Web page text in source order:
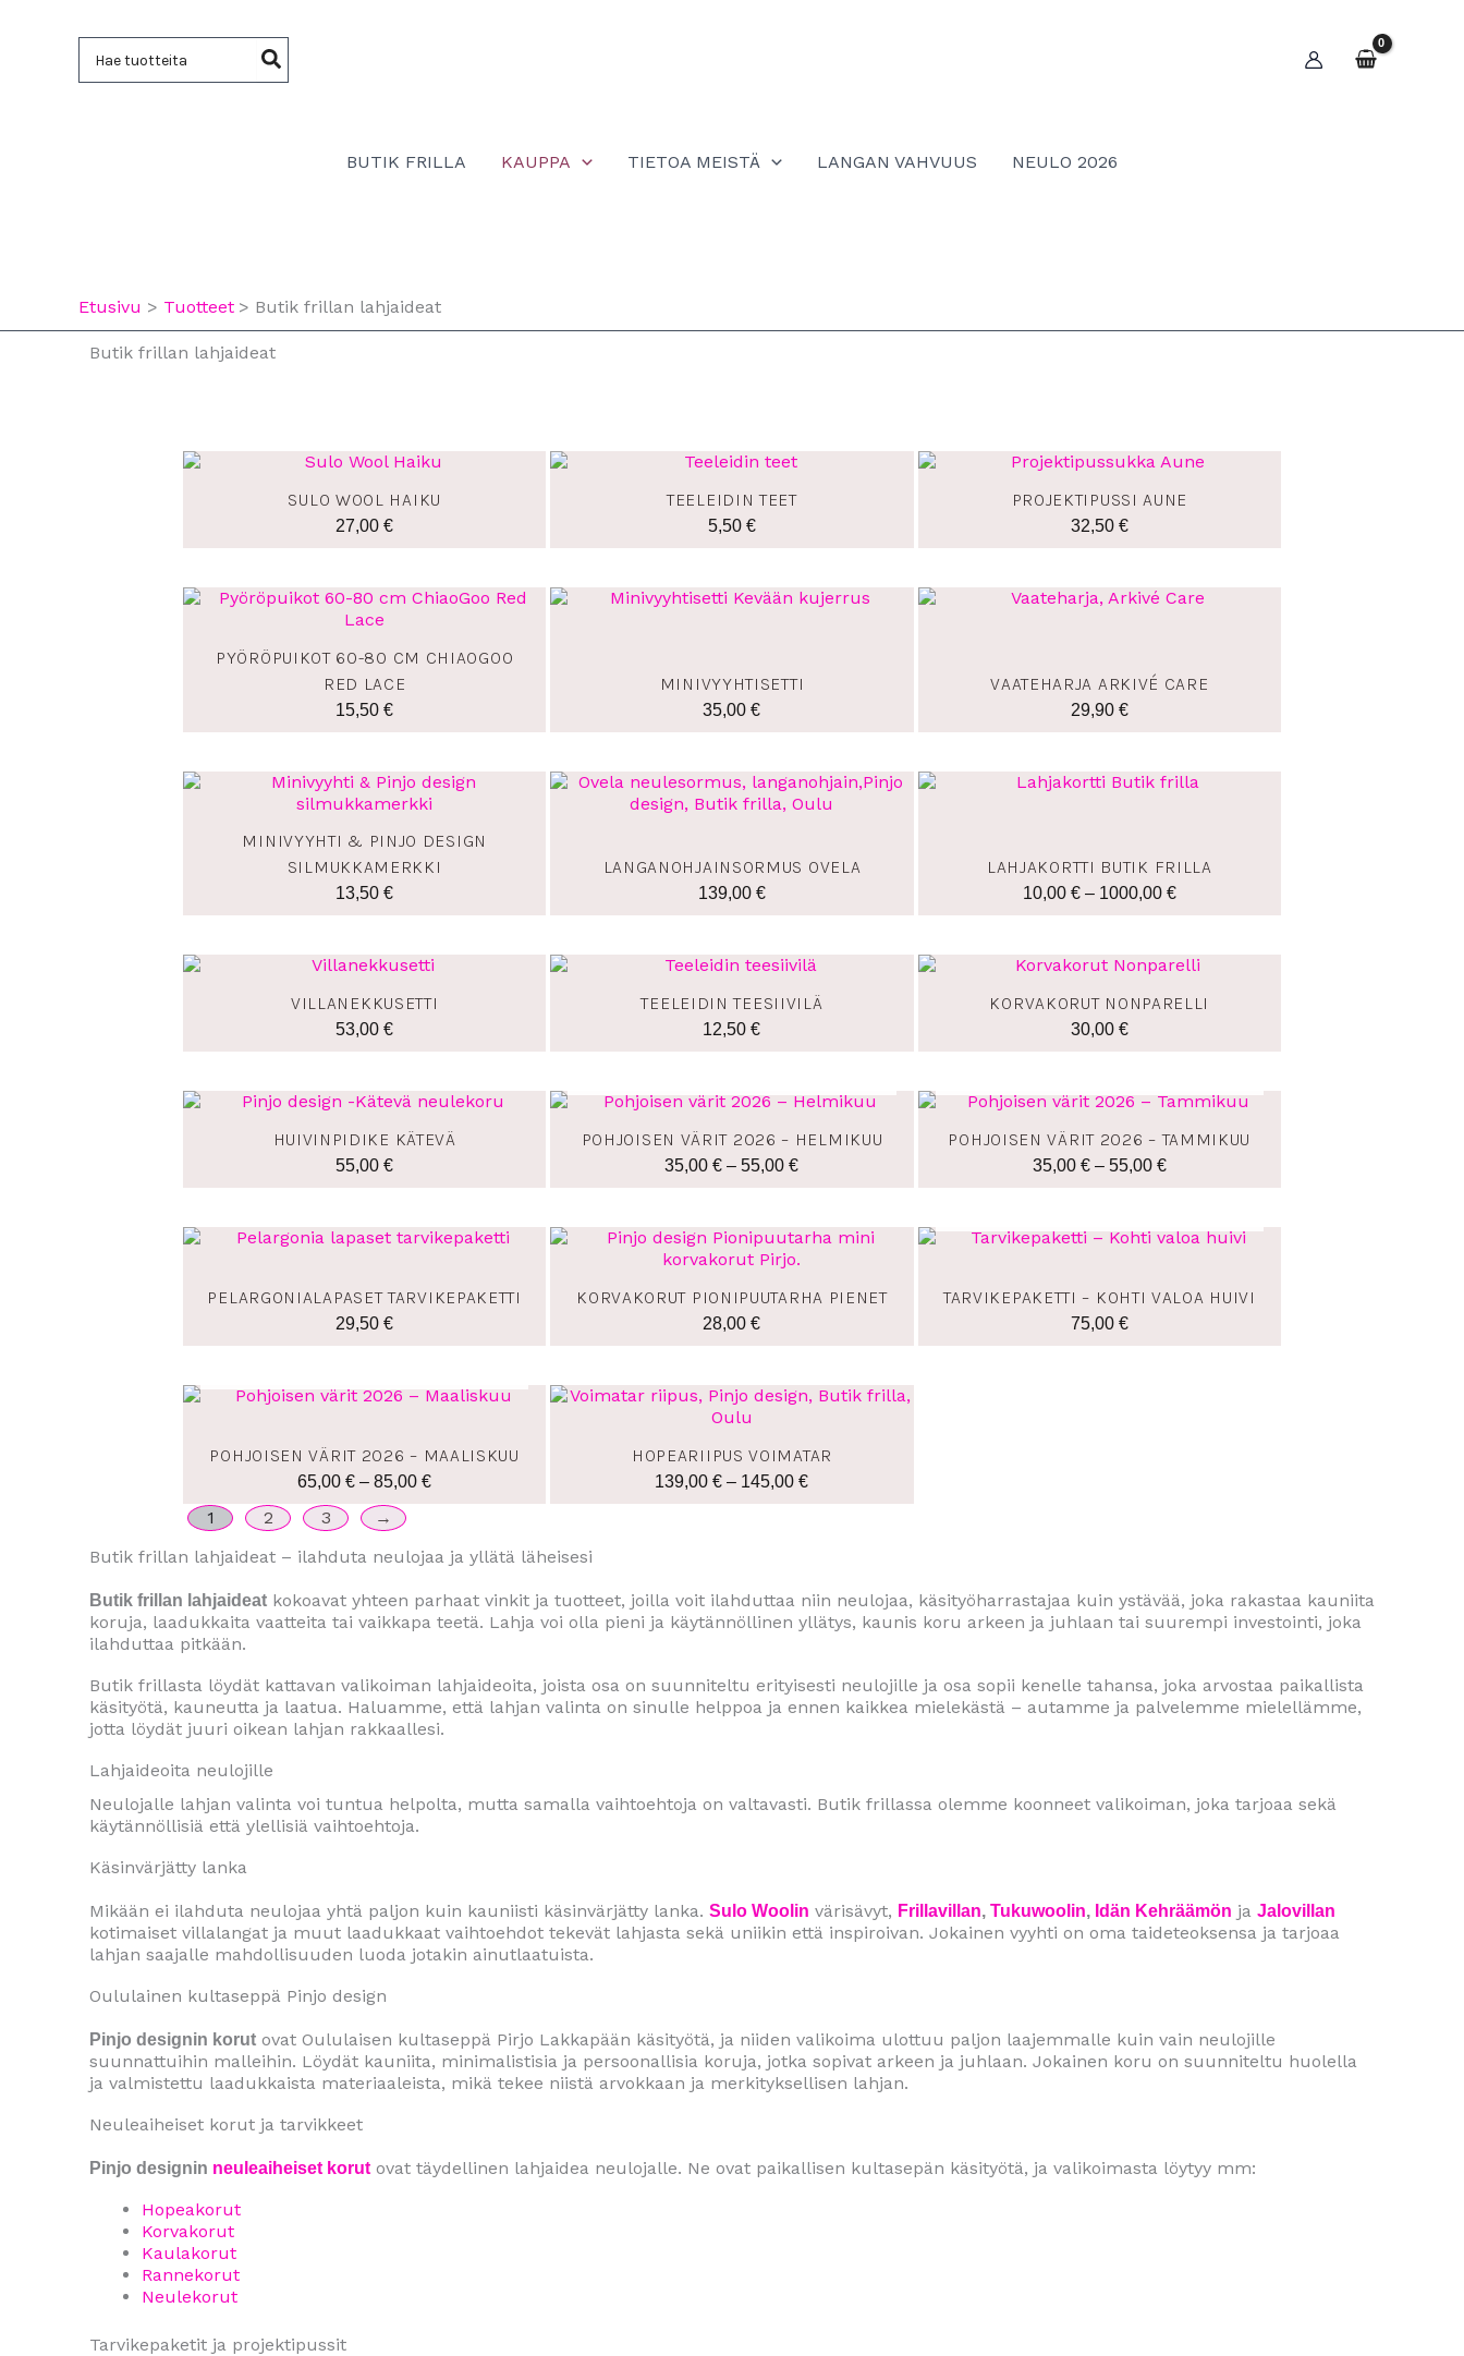
BUTIK FRILLA KAUPPA TIETOA MEISTÄ LANGAN VAHVUUS NEULO 2026
Etusivu Tuotteet Butik frillan lahjaideat
Butik frillan lahjaideat
SULO WOOL HAIKU
27,00€
TEELEIDIN TEET
5,50 €
PROJEKTIPUSSI AUNE
32,50 €
PYÖRÖPUIKOT 60-80 CM CHIAOGOO
RED LACE
15,50€
MINIVYYHTISETTI
35,00€
VAATEHARJA ARKIVÉ CARE
29,90 €
MINIVYYHTI & PINJO DESIGN
SILMUKKAMERKKI
13,50€
LANGANOHJAINSORMUS OVELA
139,00 €
LAHJAKORTTI BUTIK FRILLA
10,00 € – 1000,00 €
Hintaluokka:
1000,00 €
VILLANEKKUSETTI
53,00€
TEELEIDIN TEESIIVILÄ
12,50€
KORVAKORUT NONPARELLI
30,00 €
HUIVINPIDIKE KÄTEVÄ
55,00€
POHJOISEN VÄRIT 2026 – HELMIKUU
35,00€ – 55,00€
Hintaluokka:
POHJOISEN VÄRIT 2026 – TAMMIKUU
35,00 € – 55,00 €
Hintaluokka:
-
PELARGONIALAPASET TARVIKEPAKETTI
29,50€
KORVAKORUT PIONIPUUTARHA PIENET
28,00€
TARVIKEPAKETTI – KOHTI VALOA HUIVI
75,00 €
POHJOISEN VÄRIT 2026 – MAALISKUU
65,00€ – 85,00€
Hintaluokka:
-
85,00 €
HOPEARIIPUS VOIMATAR
139,00€ – 145,00€
Hintaluokka:
-
145,00 €
1 2 3
→
Butik frillan lahjaideat – ilahduta neulojaa ja yllätä läheisesi
Butik frillan lahjaideat kokoavat yhteen parhaat vinkit ja tuotteet, joilla voit ilahduttaa niin neulojaa, käsityöharrastajaa kuin ystävää, joka rakastaa kauniita
koruja, laadukkaita vaatteita tai vaikkapa teetä. Lahja voi olla pieni ja käytännöllinen yllätys, kaunis koru arkeen ja juhlaan tai suurempi investointi, joka
ilahduttaa pitkään.
Butik frillasta löydät kattavan valikoiman lahjaideoita, joista osa on suunniteltu erityisesti neulojille ja osa sopii kenelle tahansa, joka arvostaa paikallista
käsityötä, kauneutta ja laatua. Haluamme, että lahjan valinta on sinulle helppoa ja ennen kaikkea mielekästä – autamme ja palvelemme mielellämme,
jotta löydät juuri oikean lahjan rakkaallesi.
Lahjaideoita neulojille
Neulojalle lahjan valinta voi tuntua helpolta, mutta samalla vaihtoehtoja on valtavasti. Butik frillassa olemme koonneet valikoiman, joka tarjoaa sekä
käytännöllisiä että ylellisiä vaihtoehtoja.
Käsinvärjätty lanka
Mikään ei ilahduta neulojaa yhtä paljon kuin kauniisti käsinvärjätty lanka. Sulo Woolin värisävyt, Frillavillan, Tukuwoolin, Idän Kehräämön ja Jalovillan
kotimaiset villalangat ja muut laadukkaat vaihtoehdot tekevät lahjasta sekä uniikin että inspiroivan. Jokainen vyyhti on oma taideteoksensa ja tarjoaa
lahjan saajalle mahdollisuuden luoda jotakin ainutlaatuista.
Oululainen kultaseppä Pinjo design
Pinjo designin korut ovat Oululaisen kultaseppä Pirjo Lakkapään käsityötä, ja niiden valikoima ulottuu paljon laajemmalle kuin vain neulojille
suunnattuihin malleihin. Löydät kauniita, minimalistisia ja persoonallisia koruja, jotka sopivat arkeen ja juhlaan. Jokainen koru on suunniteltu huolella
ja valmistettu laadukkaista materiaaleista, mikä tekee niistä arvokkaan ja merkityksellisen lahjan.
Neuleaiheiset korut ja tarvikkeet
Pinjo designin neuleaiheiset korut ovat täydellinen lahjaidea neulojalle. Ne ovat paikallisen kultasepän käsityötä, ja valikoimasta löytyy mm:
Hopeakorut
Korvakorut
Kaulakorut
Rannekorut
Neulekorut
Tarvikepaketit ja projektipussit